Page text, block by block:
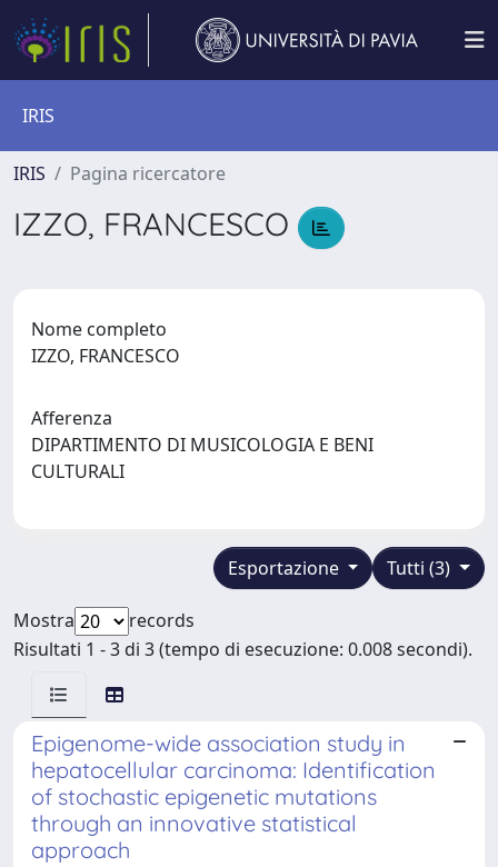
IRIS
IRIS Pagina ricercatore
IZZO, FRANCESCO
Nome completo
IZZO, FRANCESCO
Afferenza
DIPARTIMENTO DI MUSICOLOGIA E BENI
CULTURALI
Tutti (3)
Esportazione
Mostra
records
Risultati 1 - 3 di 3 (tempo di esecuzione: 0.008 secondi).
Epigenome-wide association study in
hepatocellular carcinoma: Identification
of stochastic epigenetic mutations
through an innovative statistical
approach